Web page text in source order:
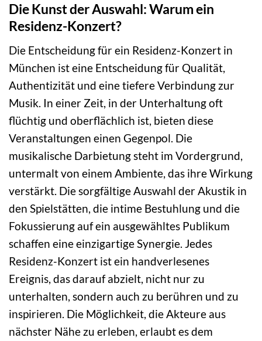
Die Kunst der Auswahl: Warum ein
Residenz-Konzert?
Die Entscheidung für ein Residenz-Konzert in
München ist eine Entscheidung für Qualität,
Authentizität und eine tiefere Verbindung zur
Musik. In einer Zeit, in der Unterhaltung oft
flüchtig und oberflächlich ist, bieten diese
Veranstaltungen einen Gegenpol. Die
musikalische Darbietung steht im Vordergrund,
untermalt von einem Ambiente, das ihre Wirkung
verstärkt. Die sorgfältige Auswahl der Akustik in
den Spielstätten, die intime Bestuhlung und die
Fokussierung auf ein ausgewähltes Publikum
schaffen eine einzigartige Synergie. Jedes
Residenz-Konzert ist ein handverlesenes
Ereignis, das darauf abzielt, nicht nur zu
unterhalten, sondern auch zu berühren und zu
inspirieren. Die Möglichkeit, die Akteure aus
nächster Nähe zu erleben, erlaubt es dem